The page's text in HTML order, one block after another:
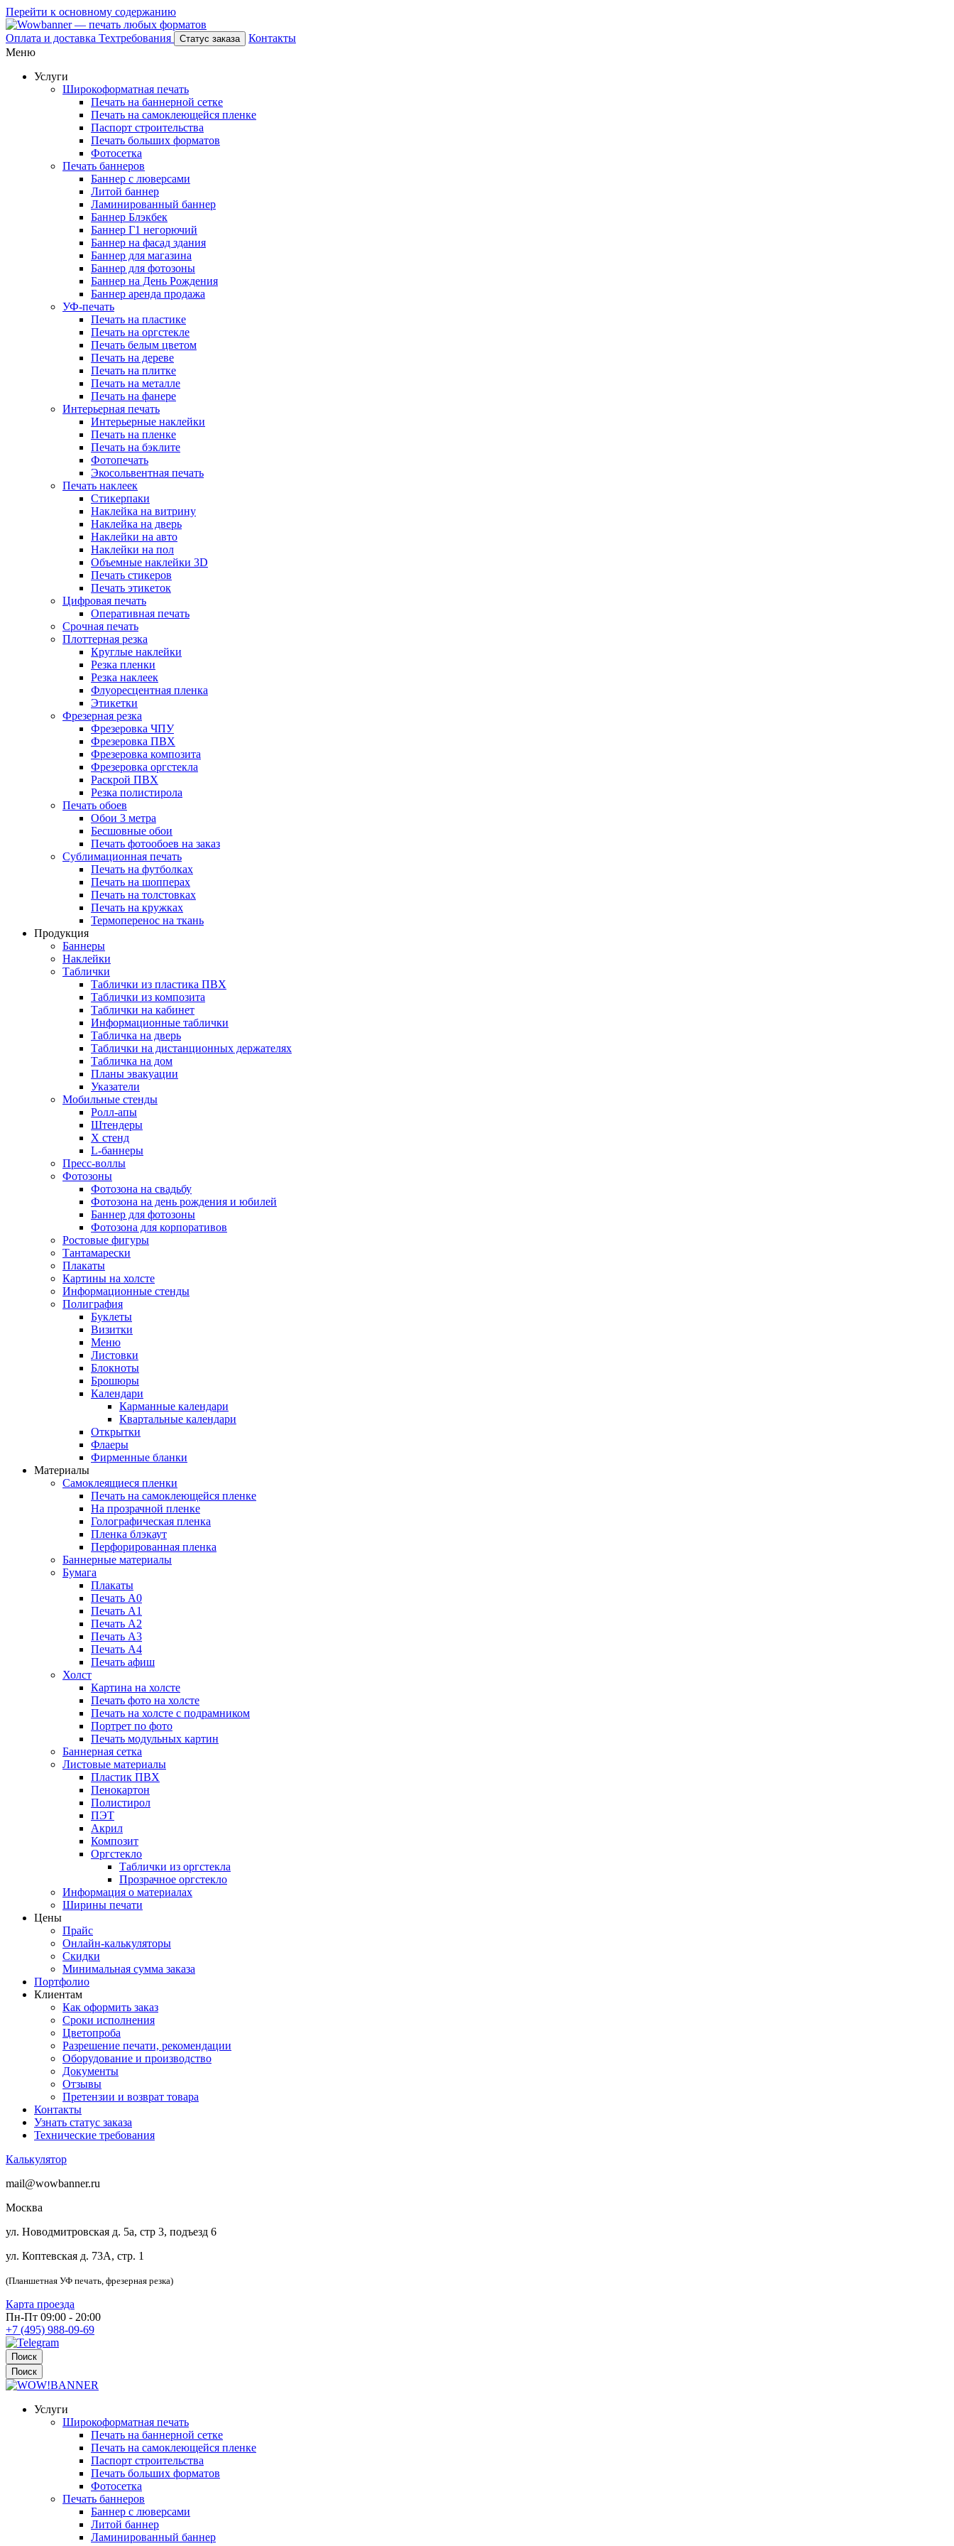
Перейти к основному содержанию
Оплата и доставка Техтребования Статус заказа
Контакты
Меню
Услуги
Широкоформатная печать
Печать на баннерной сетке
Печать на самоклеющейся пленке
Паспорт строительства
Печать больших форматов
Фотосетка
Печать баннеров
Баннер с люверсами
Литой баннер
Ламинированный баннер
Баннер Блэкбек
Баннер Г1 негорючий
Баннер на фасад здания
Баннер для магазина
Баннер для фотозоны
Баннер на День Рождения
Баннер аренда продажа
УФ-печать
Печать на пластике
Печать на оргстекле
Печать белым цветом
Печать на дереве
Печать на плитке
Печать на металле
Печать на фанере
Интерьерная печать
Интерьерные наклейки
Печать на пленке
Печать на бэклите
Фотопечать
Экосольвентная печать
Печать наклеек
Стикерпаки
Наклейка на витрину
Наклейка на дверь
Наклейки на авто
Наклейки на пол
Объемные наклейки 3D
Печать стикеров
Печать этикеток
Цифровая печать
Оперативная печать
Срочная печать
Плоттерная резка
Круглые наклейки
Резка пленки
Резка наклеек
Флуоресцентная пленка
Этикетки
Фрезерная резка
Фрезеровка ЧПУ
Фрезеровка ПВХ
Фрезеровка композита
Фрезеровка оргстекла
Раскрой ПВХ
Резка полистирола
Печать обоев
Обои 3 метра
Бесшовные обои
Печать фотообоев на заказ
Сублимационная печать
Печать на футболках
Печать на шопперах
Печать на толстовках
Печать на кружках
Термоперенос на ткань
Продукция
Баннеры
Наклейки
Таблички
Таблички из пластика ПВХ
Таблички из композита
Таблички на кабинет
Информационные таблички
Табличка на дверь
Таблички на дистанционных держателях
Табличка на дом
Планы эвакуации
Указатели
Мобильные стенды
Ролл-апы
Штендеры
Х стенд
L-баннеры
Пресс-воллы
Фотозоны
Фотозона на свадьбу
Фотозона на день рождения и юбилей
Баннер для фотозоны
Фотозона для корпоративов
Ростовые фигуры
Тантамарески
Плакаты
Картины на холсте
Информационные стенды
Полиграфия
Буклеты
Визитки
Меню
Листовки
Блокноты
Брошюры
Календари
Карманные календари
Квартальные календари
Открытки
Флаеры
Фирменные бланки
Материалы
Самоклеящиеся пленки
Печать на самоклеющейся пленке
На прозрачной пленке
Голографическая пленка
Пленка блэкаут
Перфорированная пленка
Баннерные материалы
Бумага
Плакаты
Печать А0
Печать А1
Печать А2
Печать А3
Печать А4
Печать афиш
Холст
Картина на холсте
Печать фото на холсте
Печать на холсте с подрамником
Портрет по фото
Печать модульных картин
Баннерная сетка
Листовые материалы
Пластик ПВХ
Пенокартон
Полистирол
ПЭТ
Акрил
Композит
Оргстекло
Таблички из оргстекла
Прозрачное оргстекло
Информация о материалах
Ширины печати
Цены
Прайс
Онлайн-калькуляторы
Скидки
Минимальная сумма заказа
Портфолио
Клиентам
Как оформить заказ
Сроки исполнения
Цветопроба
Разрешение печати, рекомендации
Оборудование и производство
Документы
Отзывы
Претензии и возврат товара
Контакты
Узнать статус заказа
Технические требования
Калькулятор
mail@wowbanner.ru
Москва
ул. Новодмитровская д. 5а, стр 3, подъезд 6
ул. Коптевская д. 73А, стр. 1
(Планшетная УФ печать, фрезерная резка)
Карта проезда
Пн-Пт 09:00 - 20:00
+7 (495) 988-09-69
Поиск
Поиск
Услуги
Широкоформатная печать
Печать на баннерной сетке
Печать на самоклеющейся пленке
Паспорт строительства
Печать больших форматов
Фотосетка
Печать баннеров
Баннер с люверсами
Литой баннер
Ламинированный баннер